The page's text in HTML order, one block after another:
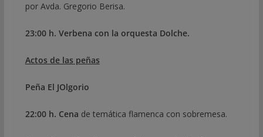
por Avda. Gregorio Berisa.
23:00 h. Verbena con la orquesta Dolche.
Actos de las peñas
Peña El JOlgorio
22:00 h. Cena de temática flamenca con sobremesa.